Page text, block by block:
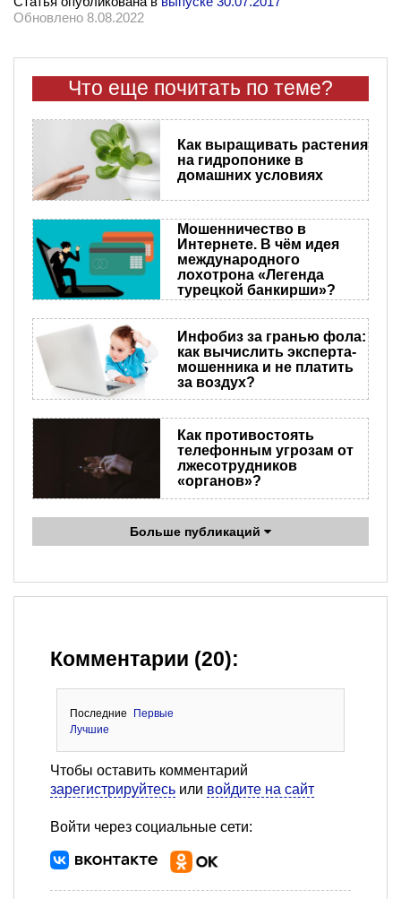
Обновлено 8.08.2022
Что еще почитать по теме?
Как выращивать растения
на гидропонике в
домашних условиях
Мошенничество в
Интернете. В чём идея
международного
лохотрона «Легенда
турецкой банкирши»?
Инфобиз за гранью фола:
как вычислить эксперта-
мошенника и не платить
за воздух?
Как противостоять
телефонным угрозам от
лжесотрудников
«органов»?
Больше публикаций
Комментарии (20):
Последние
Первые
Лучшие
Чтобы оставить комментарий
зарегистрируйтесь или войдите на сайт
Войти через социальные сети: